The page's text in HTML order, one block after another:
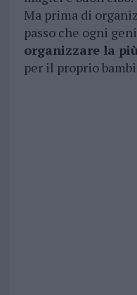
Ma prima di
passo che ogni
organizzare la
per il proprio